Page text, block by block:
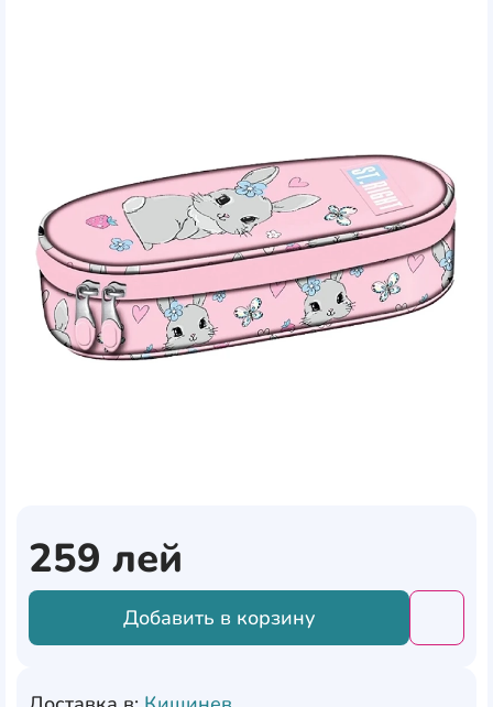
259 лей
Добавить в корзину